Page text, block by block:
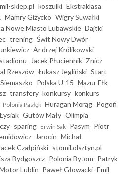
sklep.pl koszulki Ekstraklasa
Mamry Giżycko Wigry Suwałki
Nowe Miasto Lubawskie Dajtki
trening Świt Nowy Dwór
Andrzej Królikowski
Jacek Płuciennik Znicz
Rzeszów Łukasz Jegliński Start
Polska U-15 Mazur Ełk
transfery konkursy konkurs
Polonia Pasłęk Huragan Morąg Pogoń
Gutów Mały Olimpia
sparing Erwin Sak Pasym Piotr
Jarocin Michał
Jacek Czałpiński stomil.olsztyn.pl
Bydgoszcz Polonia Bytom Patryk
Motor Lublin Paweł Głowacki Emil